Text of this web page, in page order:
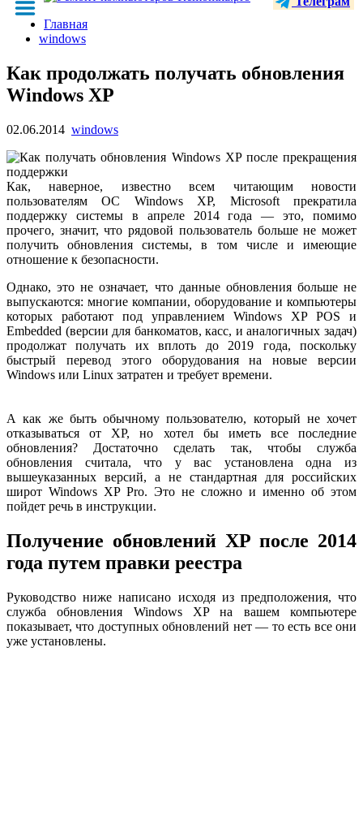
Главная
windows
Как продолжать получать обновления
Windows XP
02.06.2014 windows
Как, наверное, известно всем читающим новости
пользователям ОС Windows XP, Microsoft прекратила
поддержку системы в апреле 2014 года — это, помимо
прочего, значит, что рядовой пользователь больше не может
получить обновления системы, в том числе и имеющие
отношение к безопасности.
Однако, это не означает, что данные обновления больше не
выпускаются: многие компании, оборудование и компьютеры
которых работают под управлением Windows XP POS и
Embedded (версии для банкоматов, касс, и аналогичных задач)
продолжат получать их вплоть до 2019 года, поскольку
быстрый перевод этого оборудования на новые версии
Windows или Linux затратен и требует времени.
А как же быть обычному пользователю, который не хочет
отказываться от XP, но хотел бы иметь все последние
обновления? Достаточно сделать так, чтобы служба
обновления считала, что у вас установлена одна из
вышеуказанных версий, а не стандартная для российских
широт Windows XP Pro. Это не сложно и именно об этом
пойдет речь в инструкции.
Получение обновлений XP после 2014
года путем правки реестра
Руководство ниже написано исходя из предположения, что
служба обновления Windows XP на вашем компьютере
показывает, что доступных обновлений нет — то есть все они
уже установлены.